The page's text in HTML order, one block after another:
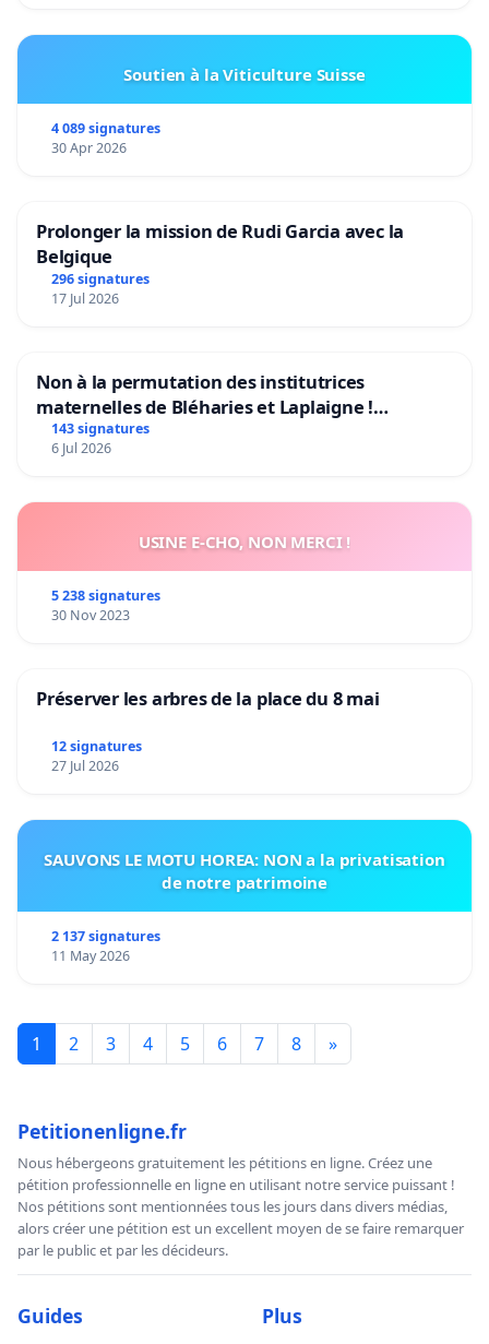
Soutien à la Viticulture Suisse
4 089 signatures
30 Apr 2026
Prolonger la mission de Rudi Garcia avec la
Belgique
296 signatures
17 Jul 2026
Non à la permutation des institutrices
maternelles de Bléharies et Laplaigne !
Préservons la stabilité de nos enfants.
143 signatures
6 Jul 2026
USINE E-CHO, NON MERCI !
5 238 signatures
30 Nov 2023
Préserver les arbres de la place du 8 mai
12 signatures
27 Jul 2026
SAUVONS LE MOTU HOREA: NON a la privatisation
de notre patrimoine
2 137 signatures
11 May 2026
1 2 3 4 5 6 7 8 »
Petitionenligne.fr
Nous hébergeons gratuitement les pétitions en ligne. Créez une
pétition professionnelle en ligne en utilisant notre service puissant !
Nos pétitions sont mentionnées tous les jours dans divers médias,
alors créer une pétition est un excellent moyen de se faire remarquer
par le public et par les décideurs.
Guides Plus